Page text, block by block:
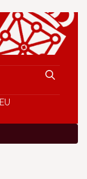
EU